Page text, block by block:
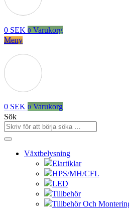
0 SEK 0 Varukorg
Meny
0 SEK 0 Varukorg
Sök
Växtbelysning
Elartiklar
HPS/MH/CFL
LED
Tillbehör
Tillbehör Och